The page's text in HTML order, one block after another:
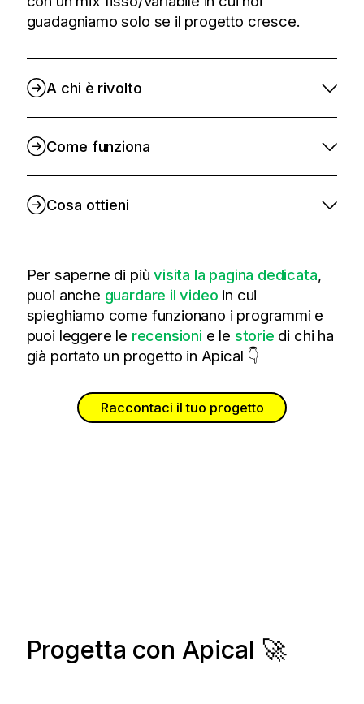
guadagniamo solo se il progetto cresce.
A chi è rivolto
Come funziona
Cosa ottieni
Per saperne di piùvisita la pagina dedicata,
puoi anche guardare il video in cui
spieghiamo come funzionano i programmi e
puoi leggere le recensioni e le storie di chi ha
già portato un progetto in Apical 👇
Raccontaci il tuo progetto
Progetta con Apical 🚀